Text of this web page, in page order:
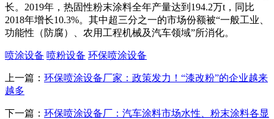
长。2019年，热固性粉末涂料全年产量达到194.2万t，同比
2018年增长10.3%。其中超三分之一的市场份额被“一般工业、
功能性（防腐）、农用工程机械及汽车领域”所消化。
喷涂设备 喷粉设备 环保喷涂设备
上一篇： 环保喷涂设备厂家：政策发力！“漆改粉”的企业越来
越多
下一篇： 环保喷涂设备厂：汽车涂料市场水性、粉末涂料各显